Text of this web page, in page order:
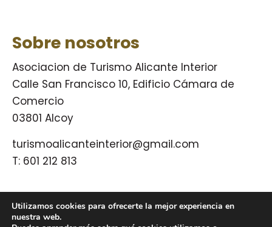
Sobre nosotros
Asociacion de Turismo Alicante Interior
Calle San Francisco 10, Edificio Cámara de
Comercio
03801 Alcoy
turismoalicanteinterior@gmail.com
T: 601 212 813
© Turismo Alicante Interior 2009 – 2026.
Utilizamos cookies para ofrecerte la mejor experiencia en
nuestra web.